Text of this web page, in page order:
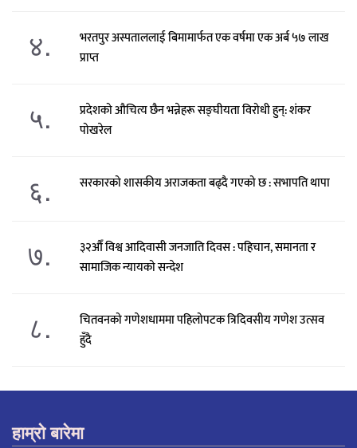
४.
भरतपुर अस्पताललाई बिमामार्फत एक वर्षमा एक अर्ब ५७ लाख
प्राप्त
५.
प्रदेशको औचित्य छैन भन्नेहरू सङ्घीयता विरोधी हुन्: शंकर
पोखरेल
६. सरकारको शासकीय अराजकता बढ्दै गएको छ : सभापति थापा
७.
३२औँ विश्व आदिवासी जनजाति दिवस : पहिचान, समानता र
सामाजिक न्यायको सन्देश
८.
चितवनको गणेशधाममा पहिलोपटक त्रिदिवसीय गणेश उत्सव
हुँदै
हाम्रो बारेमा